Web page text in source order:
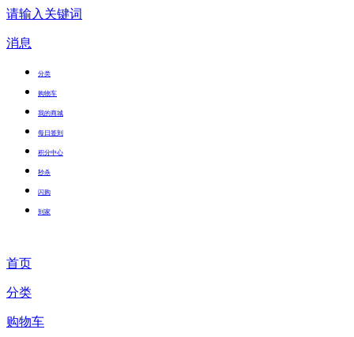
请输入关键词
消息
分类
购物车
我的商城
每日签到
积分中心
秒杀
闪购
到家
首页
分类
购物车